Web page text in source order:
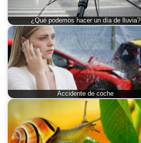
¿Qué podemos hacer un día de lluvia?
Accidente de coche